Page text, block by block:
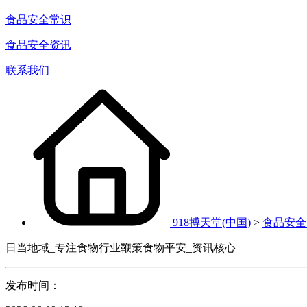
食品安全常识
食品安全资讯
联系我们
918搏天堂(中国) > 食品安
日当地域_专注食物行业鞭策食物平安_资讯核心
发布时间：